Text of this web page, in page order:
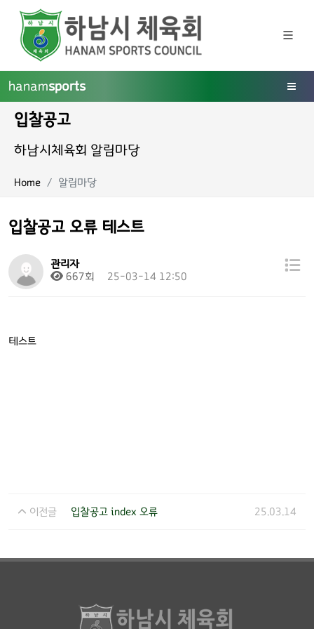
hanamsports
입찰공고
하남시체육회 알림마당
Home 알림마당
입찰공고 오류 테스트
관리자
667회
25-03-14 12:50
테스트
이전글 입찰공고 index 오류 25.03.14